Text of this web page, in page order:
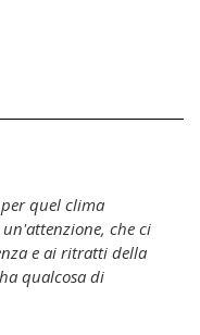
quel clima
che ci
e ai ritratti della
qualcosa di